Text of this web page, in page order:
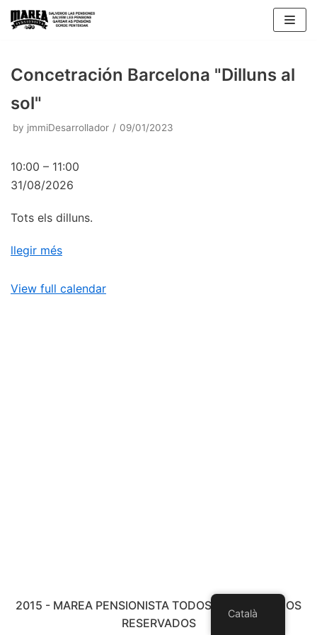
Skip
Concetración Barcelona "Dilluns al
sol"
by jmmiDesarrollador 09/01/2023
10:00 – 11:00
31/08/2026
Tots els dilluns.
llegir més
View full calendar
2015 - MAREA PENSIONISTA TODOS LOS DERECHOS
RESERVADOS
Català